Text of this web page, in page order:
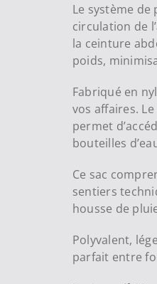
Le système
circulation de
la ceinture
poids,
Fabriqué en
vos affaires.
permet
bouteilles
Ce sac
sentiers
housse de
Polyvalent,
parfait entre